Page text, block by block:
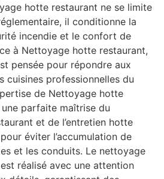
hotte restaurant ne se limite
il conditionne la
incendie et le confort de
à Nettoyage hotte restaurant,
pensée pour répondre aux
cuisines professionnelles du
de Nettoyage hotte
parfaite maîtrise du
et de l’entretien hotte
éviter l’accumulation de
et les conduits. Le nettoyage
réalisé avec une attention